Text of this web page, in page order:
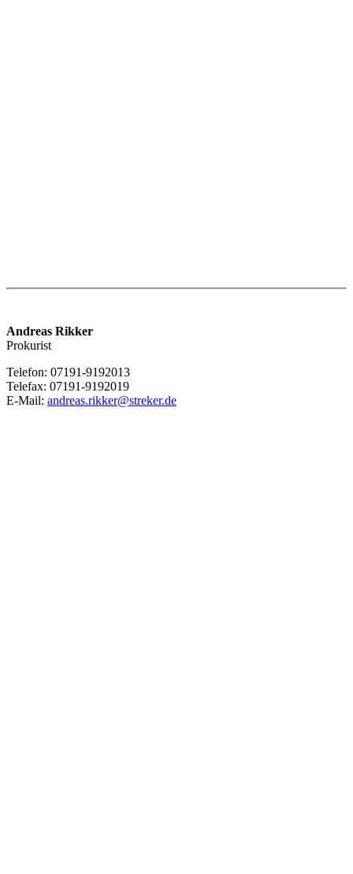
Andreas Rikker
Prokurist
Telefon: 07191-9192013
Telefax: 07191-9192019
E-Mail: andreas.rikker@streker.de